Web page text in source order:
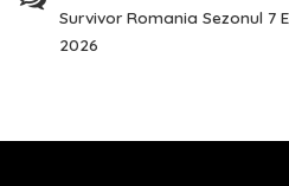
Survivor Romania Sezonul 7
2026